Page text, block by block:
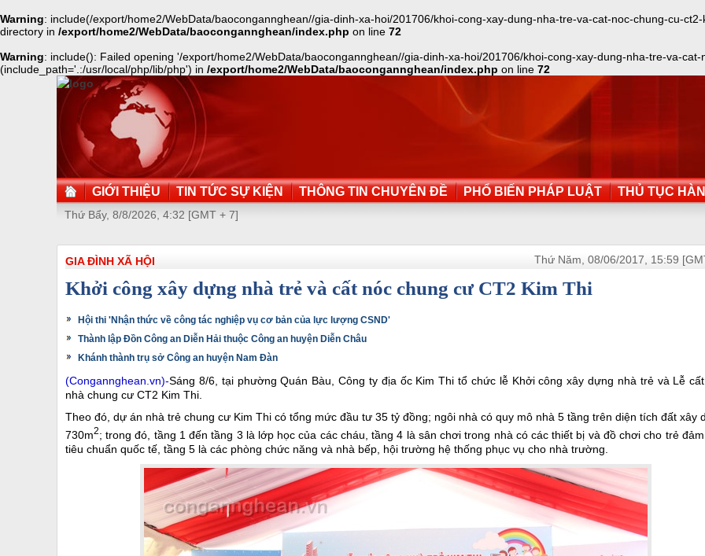
Warning: include(/export/home2/WebData/baocongannghean//gia-dinh-xa-hoi/201706/khoi-cong-xay-dung-nha-tre-va-cat-noc-chung-cu-
directory in /export/home2/WebData/baocongannghean/index.php on line 72
Warning: include(): Failed opening '/export/home2/WebData/baocongannghean//gia-dinh-xa-hoi/201706/khoi-cong-xay-dung-nha-tre-va-
(include_path='.:/usr/local/php/lib/php') in /export/home2/WebData/baocongannghean/index.php on line 72
GIỚI THIỆU TIN TỨC SỰ KIỆN THÔNG TIN CHUYÊN ĐỀ PHỔ BIẾN PHÁP LUẬT THỦ TỤC
Thứ Bẩy, 8/8/2026, 4:32 [GMT + 7]
GIA ĐÌNH XÃ HỘI Thứ Năm, 08/06/2017, 15:59
Khởi công xây dựng nhà trẻ và cất nóc chung cư CT2 Kim Thi
Hội thi 'Nhận thức về công tác nghiệp vụ cơ bản của lực lượng CSND'
Thành lập Đồn Công an Diễn Hải thuộc Công an huyện Diễn Châu
Khánh thành trụ sở Công an huyện Nam Đàn
(Congannghean.vn)-Sáng 8/6, tại phường Quán Bàu, Công ty địa ốc Kim Thi tổ chức lễ Khởi công xây dựng nhà trẻ và Lễ
nhà chung cư CT2 Kim Thi.
Theo đó, dự án nhà trẻ chung cư Kim Thi có tổng mức đầu tư 35 tỷ đồng; ngôi nhà có quy mô nhà 5 tầng trên diện tích đất xây
730m2; trong đó, tầng 1 đến tầng 3 là lớp học của các cháu, tầng 4 là sân chơi trong nhà có các thiết bị và đồ chơi cho trẻ
tiêu chuẩn quốc tế, tầng 5 là các phòng chức năng và nhà bếp, hội trường hệ thống phục vụ cho nhà trường.